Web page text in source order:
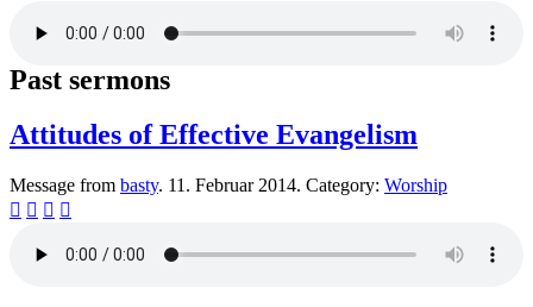
Past sermons
Attitudes of Effective Evangelism
Message from basty. 11. Februar 2014. Category: Worship
   